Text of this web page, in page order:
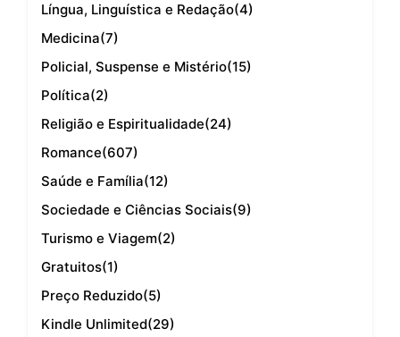
Língua, Linguística e Redação(4)
Medicina(7)
Policial, Suspense e Mistério(15)
Política(2)
Religião e Espiritualidade(24)
Romance(607)
Saúde e Família(12)
Sociedade e Ciências Sociais(9)
Turismo e Viagem(2)
Gratuitos(1)
Preço Reduzido(5)
Kindle Unlimited(29)